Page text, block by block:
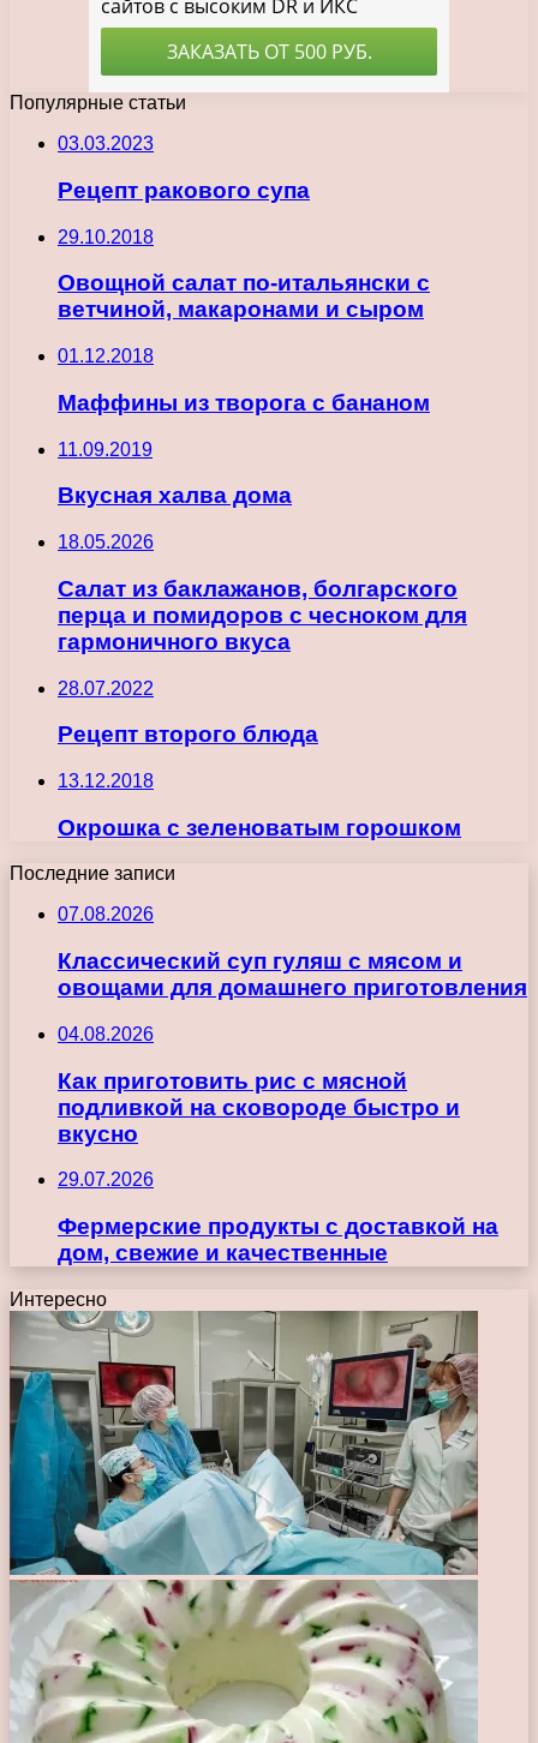
Популярные статьи
03.03.2023
Рецепт ракового супа
29.10.2018
Овощной салат по-итальянски с
ветчиной, макаронами и сыром
01.12.2018
Маффины из творога с бананом
11.09.2019
Вкусная халва дома
18.05.2026
Салат из баклажанов, болгарского
перца и помидоров с чесноком для
гармоничного вкуса
28.07.2022
Рецепт второго блюда
13.12.2018
Окрошка с зеленоватым горошком
Последние записи
07.08.2026
Классический суп гуляш с мясом и
овощами для домашнего приготовления
04.08.2026
Как приготовить рис с мясной
подливкой на сковороде быстро и
вкусно
29.07.2026
Фермерские продукты с доставкой на
дом, свежие и качественные
Интересно